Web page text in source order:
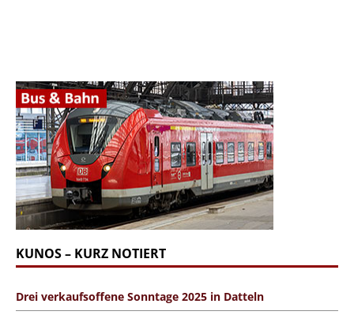
KUNOS – KURZ NOTIERT
Drei verkaufsoffene Sonntage 2025 in Datteln